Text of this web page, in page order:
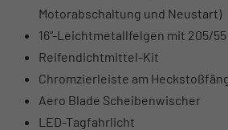
Motorabschaltung und Neustart)
16“-Leichtmetallfelgen mit 205/
Reifendichtmittel-Kit
Chromzierleiste am
Aero Blade Scheibenwischer
LED-Tagfahrlicht